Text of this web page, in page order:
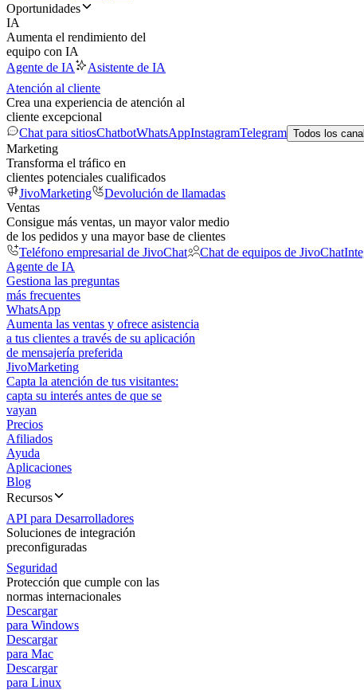
Oportunidades
IA
Aumenta el rendimiento del
equipo con IA
Agente de IA
Asistente de IA
Atención al cliente
Crea una experiencia de atención al
cliente excepcional
Chat para sitiosChatbotWhatsAppInstagramTelegram Todos los
Marketing
Transforma el tráfico en
clientes potenciales cualificados
JivoMarketing
Devolución de llamadas
Ventas
Consigue más ventas, un mayor valor medio
de los pedidos y una mayor base de clientes
Teléfono empresarial de JivoChat
Chat de equipos de JivoChat
Agente de IA
Gestiona las preguntas
más frecuentes
WhatsApp
Aumenta las ventas y ofrece asistencia
a tus clientes a través de su aplicación
de mensajería preferida
JivoMarketing
Capta la atención de tus visitantes:
capta su interés antes de que se
vayan
Precios
Afiliados
Ayuda
Aplicaciones
Blog
Recursos
API para Desarrolladores
Soluciones de integración
preconfiguradas
Seguridad
Protección que cumple con las
normas internacionales
Descargar
para Windows
Descargar
para Mac
Descargar
para Linux